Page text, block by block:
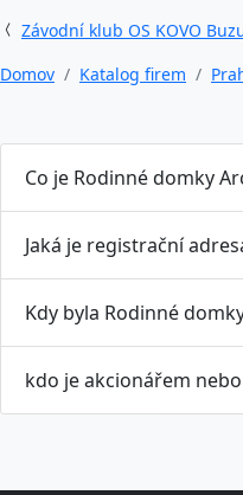
Závodní klub OS KOVO
Domov
Katalog firem
Co je Rodinné domky
Jaká je registrační
Kdy byla Rodinné
kdo je akcionářem